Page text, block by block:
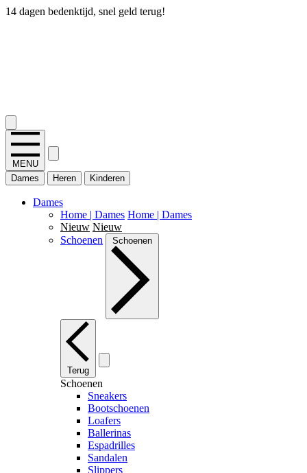
14 dagen bedenktijd, snel geld terug!
MENU
Dames
Heren Kinderen
Dames
Home | Dames Home | Dames
Nieuw Nieuw
Schoenen
Schoenen
Terug
Schoenen
Sneakers
Bootschoenen
Loafers
Ballerinas
Espadrilles
Sandalen
Slippers